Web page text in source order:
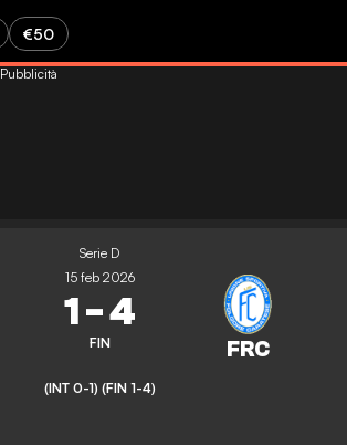
€50
Pubblicità
Serie D
15 feb 2026
1-4
FIN
(INT 0-1) (FIN 1-4)